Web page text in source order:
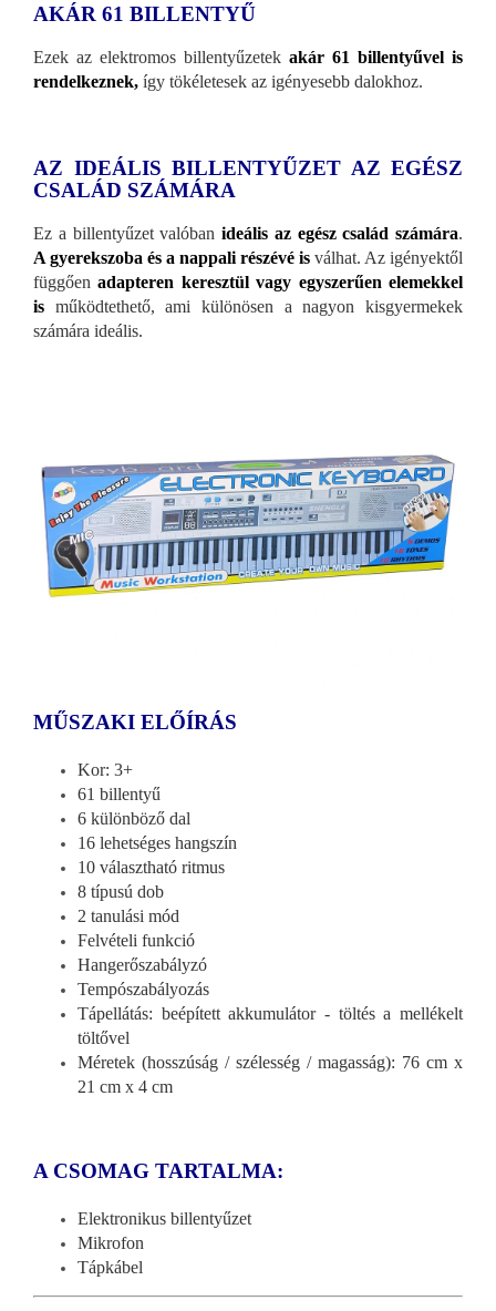
AKÁR 61 BILLENTYŰ
Ezek az elektromos billentyűzetek akár 61 billentyűvel is
rendelkeznek, így tökéletesek az igényesebb dalokhoz.
AZ IDEÁLIS BILLENTYŰZET AZ EGÉSZ
CSALÁD SZÁMÁRA
Ez a billentyűzet valóban ideális az egész család számára.
A gyerekszoba és a nappali részévé is válhat. Az igényektől
függőenadapteren keresztül vagy egyszerűen elemekkel
is működtethető, ami különösen a nagyon kisgyermekek
számára ideális.
MŰSZAKI ELŐÍRÁS
Kor: 3+
61 billentyű
6 különböző dal
16 lehetséges hangszín
10 választható ritmus
8 típusú dob
2 tanulási mód
Felvételi funkció
Hangerőszabályzó
Tempószabályozás
Tápellátás: beépített akkumulátor - töltés a mellékelt
töltővel
Méretek (hosszúság / szélesség / magasság): 76 cm x
21 cm x 4 cm
A CSOMAG TARTALMA:
Elektronikus billentyűzet
Mikrofon
Tápkábel